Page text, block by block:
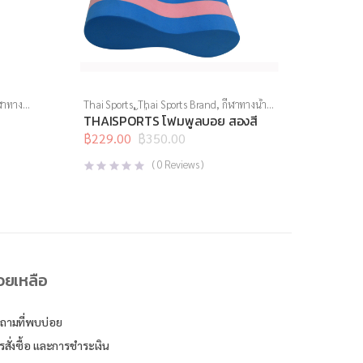
ทาง Thai Sports,Thai Sports Brand, กีฬาทางน้ำ,
อุปกรณ์ทางน้ำอื่นๆ
THAISPORTS โฟมพูลบอย สองสี
฿350.00
Original
price
was:
฿229.00
Current
price
is:
(0 Reviews )
เหลือ
ามที่พบบ่อย
สั่งซื้อ และการชำระเงิน